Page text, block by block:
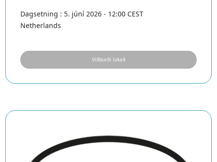
Dagsetning : 5. júní 2026 - 12:00 CEST
Netherlands
Viðburði lokað